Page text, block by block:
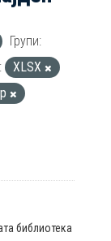
Групи:
XLSX
библиотека